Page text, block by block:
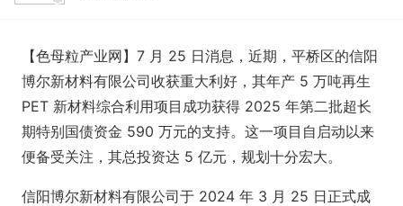
【色母粒产业网】7 月 25 日消息，近期，平桥区的信阳
博尔新材料有限公司收获重大利好，其年产 5 万吨再生
PET 新材料综合利用项目成功获得 2025 年第二批超长
期特别国债资金 590 万元的支持。这一项目自启动以来
便备受关注，其总投资达 5 亿元，规划十分宏大。
信阳博尔新材料有限公司于 2024 年 3 月 25 日正式成